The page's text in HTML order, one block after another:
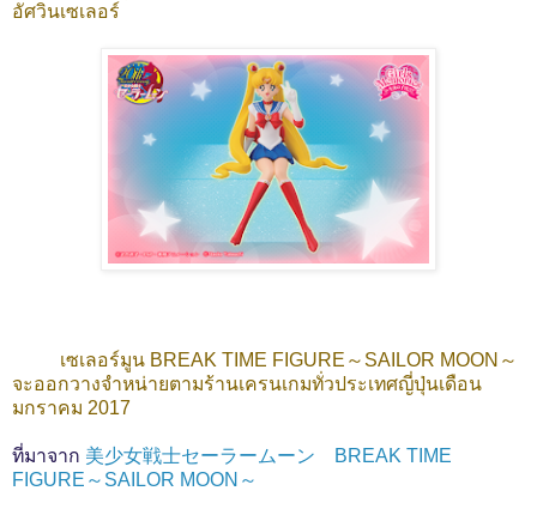
อัศวินเซเลอร์
เซเลอร์มูน BREAK TIME FIGURE～SAILOR MOON～
จะออกวางจำหน่ายตามร้านเครนเกมทั่วประเทศญี่ปุ่นเดือน
มกราคม 2017
ที่มาจาก 美少女戦士セーラームーン BREAK TIME
FIGURE～SAILOR MOON～